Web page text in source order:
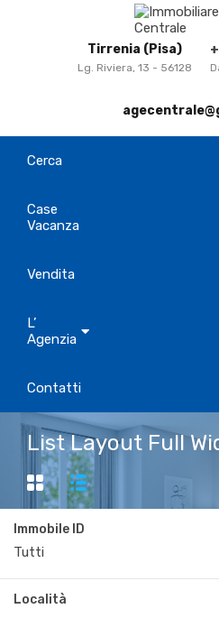
Tirrenia (Pisa)
Lg. Riviera, 13 - 56128
Cerca
Case
Vacanza
Vendita
L’
Agenzia
Contatti
List Layout Full
Immobile ID
Località